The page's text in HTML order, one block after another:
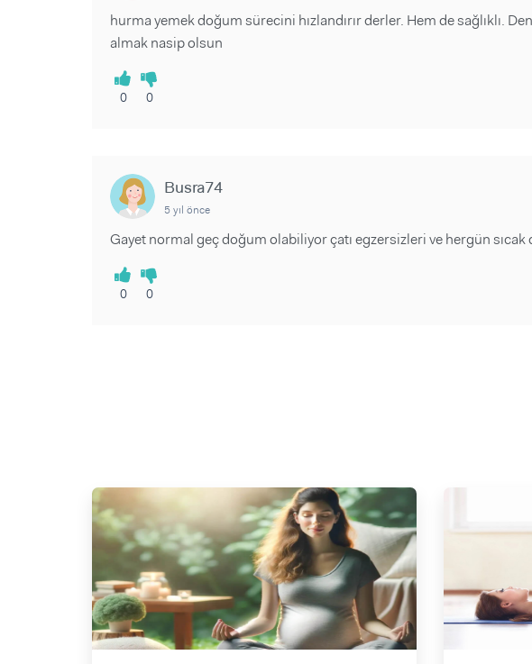
hurma yemek doğum sürecini hızlandırır derler. Hem de sağlıklı.
almak nasip olsun
0 0
Busra74
5 yıl önce
Gayet normal geç doğum olabiliyor çatı egzersizleri ve hergün sıcak
0 0